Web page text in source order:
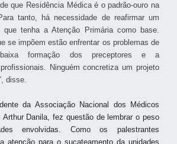
que Residência Médica é o padrão-ouro na
tanto, há necessidade de reafirmar um
que tenha a Atenção Primária como base.
se impõem estão enfrentar os problemas de
formação dos preceptores e a
Ninguém concretiza um projeto
disse.
da Associação Nacional dos Médicos
Arthur Danila, fez questão de lembrar o peso
envolvidas. Como os palestrantes
atenção para o sucateamento da unidades